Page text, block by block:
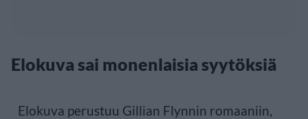
Elokuva sai monenlaisia syytöksiä
Elokuva perustuu Gillian Flynnin romaaniin,